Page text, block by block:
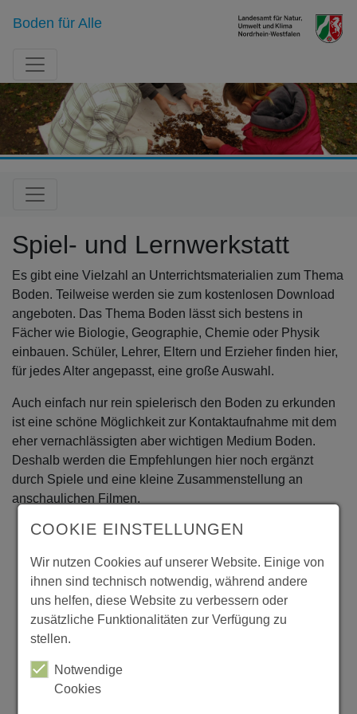
Boden für Alle
Spiel- und Lernwerkstatt
Es gibt eine Vielzahl an Unterrichtsmaterialien zum Thema
Boden. Teilweise werden sie zum kostenlosen Download
angeboten. Das Thema Boden lässt sich bestens in
Fächer wie Biologie, Geographie, Chemie oder Physik
einbauen. Schüler, Lehrer, Eltern und Erzieher finden hier,
für jedes Alter angepasst, eine große Auswahl.
Auch einfach nur rein spielerisch den Boden zu erkunden
ist eine schöne Möglichkeit zur Kontaktaufnahme mit dem
eher vernachlässigten aber wichtigen Medium Boden.
Deshalb werden die Empfehlungen hier noch ergänzt
durch Spiele und eine kleine Zusammenstellung an
anschaulichen Filmen.
Materialien für den Unterricht
Lernportale
Mediathek
Spiele
COOKIE EINSTELLUNGEN
Wir nutzen Cookies auf unserer Website. Einige von
ihnen sind technisch notwendig, während andere
uns helfen, diese Website zu verbessern oder
zusätzliche Funktionalitäten zur Verfügung zu
stellen.
Notwendige
Cookies